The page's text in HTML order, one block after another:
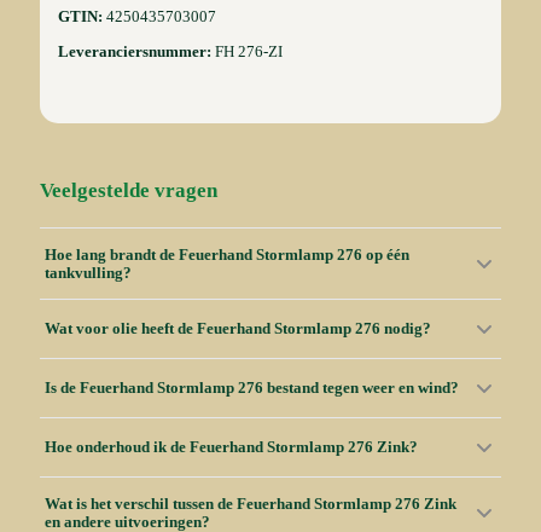
GTIN: 4250435703007
Leveranciersnummer: FH 276-ZI
Veelgestelde vragen
Hoe lang brandt de Feuerhand Stormlamp 276 op één
tankvulling?
Wat voor olie heeft de Feuerhand Stormlamp 276 nodig?
Is de Feuerhand Stormlamp 276 bestand tegen weer en wind?
Hoe onderhoud ik de Feuerhand Stormlamp 276 Zink?
Wat is het verschil tussen de Feuerhand Stormlamp 276 Zink
en andere uitvoeringen?